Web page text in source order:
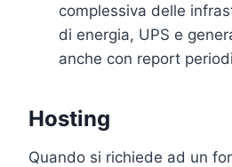
complessiva delle
di energia, UPS e
anche con report
Hosting
Quando si richiede ad un